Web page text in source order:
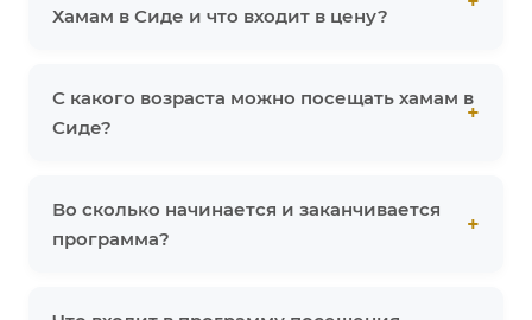
Хамам в Сиде и что входит в цену?
С какого возраста можно посещать хамам в
Сиде?
Во сколько начинается и заканчивается
программа?